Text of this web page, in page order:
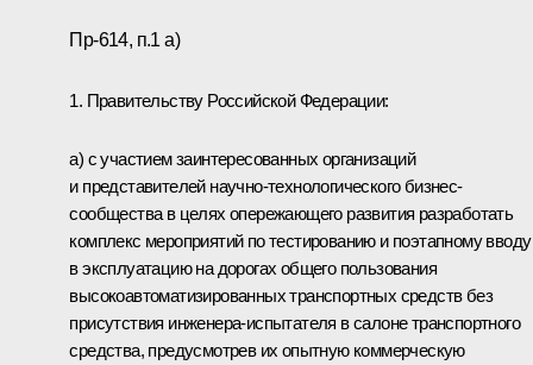
Пр-614, п.1 а)
1. Правительству Российской Федерации:
а) с участием заинтересованных организаций
и представителей научно-технологического бизнес-
сообщества в целях опережающего развития разработать
комплекс мероприятий по тестированию и поэтапному вводу
в эксплуатацию на дорогах общего пользования
высокоавтоматизированных транспортных средств без
присутствия инженера-испытателя в салоне транспортного
средства, предусмотрев их опытную коммерческую